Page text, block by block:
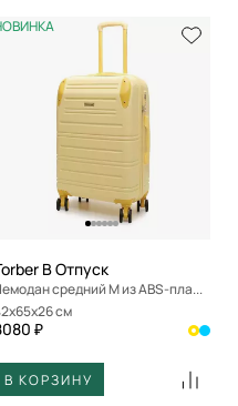
В Отпуск
Чемодан средний M из ABS-пластика
42x65x26 см
₽
В КОРЗИНУ